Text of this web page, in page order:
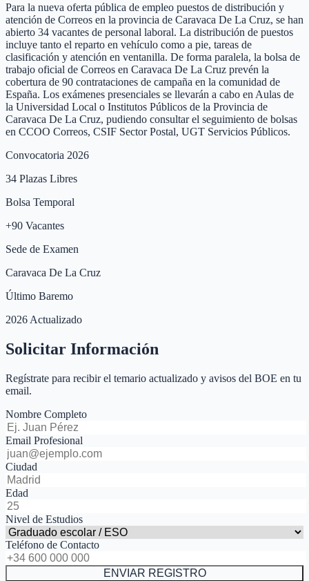
Para la nueva oferta pública de empleo puestos de distribución y
atención de Correos en la provincia de Caravaca De La Cruz, se han
abierto 34 vacantes de personal laboral. La distribución de puestos
incluye tanto el reparto en vehículo como a pie, tareas de
clasificación y atención en ventanilla. De forma paralela, la bolsa de
trabajo oficial de Correos en Caravaca De La Cruz prevén la
cobertura de 90 contrataciones de campaña en la comunidad de
España. Los exámenes presenciales se llevarán a cabo en Aulas de
la Universidad Local o Institutos Públicos de la Provincia de
Caravaca De La Cruz, pudiendo consultar el seguimiento de bolsas
en CCOO Correos, CSIF Sector Postal, UGT Servicios Públicos.
Convocatoria 2026
34 Plazas Libres
Bolsa Temporal
+90 Vacantes
Sede de Examen
Caravaca De La Cruz
Último Baremo
2026 Actualizado
Solicitar Información
Regístrate para recibir el temario actualizado y avisos del BOE en tu
email.
Nombre Completo
Email Profesional
Ciudad
Edad
Nivel de Estudios
Teléfono de Contacto
ENVIAR REGISTRO